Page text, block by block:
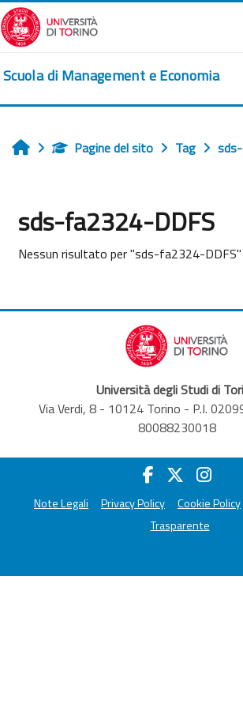
Vai al contenuto principale
Scuola di Management e Economia
HomePagine del sito Tag
sds-fa2324-DDFS
Nessun risultato per "sds-fa2324-DDFS"
Università degli Studi di
Via Verdi, 8 - 10124 Torino - P.I.
80088230018
Note Legali Privacy Policy Cookie Policy
Trasparente